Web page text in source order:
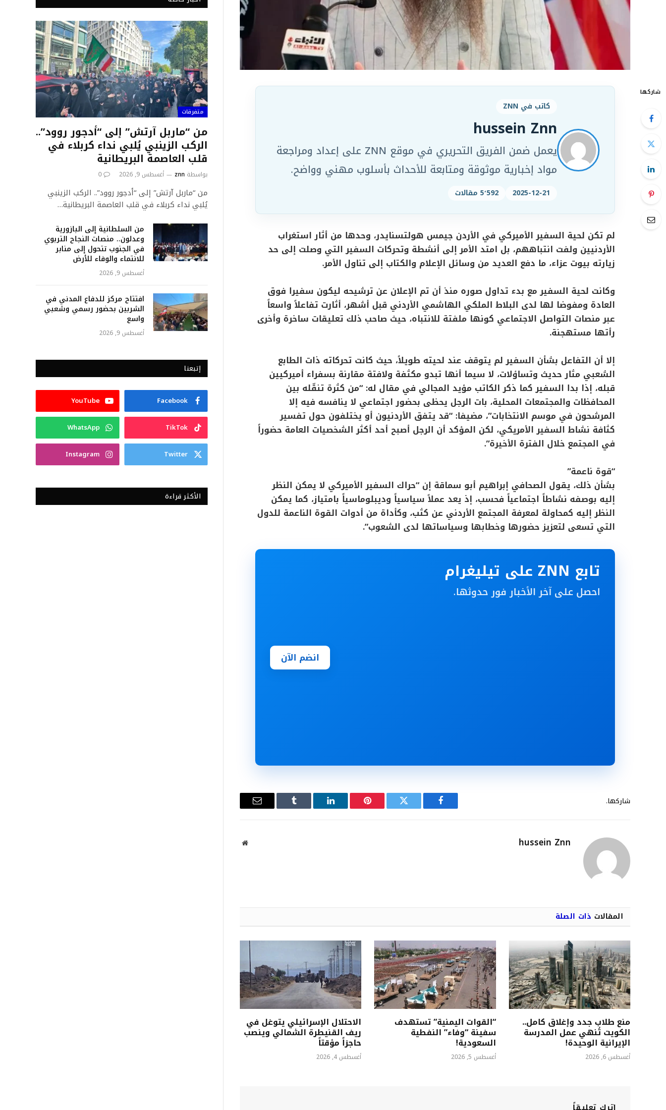
شاركها
كاتب في ZNN
hussein Znn
يعمل ضمن الفريق التحريري في موقع ZNN على إعداد ومراجعة
مواد إخبارية موثوقة ومتابعة للأحداث بأسلوب مهني وواضح.
2025-12-21 5٬592 مقالات
لم تكن لحية السفير الأميركي في الأردن جيمس هولتسنايدر، وحدها من أثار استغراب
الأردنيين ولفت انتباههم، بل امتد الأمر إلى أنشطة وتحركات السفير التي وصلت إلى حد
زيارته بيوت عزاء، ما دفع العديد من وسائل الإعلام والكتاب إلى تناول الأمر.
وكانت لحية السفير مع بدء تداول صوره منذ أن تم الإعلان عن ترشيحه ليكون سفيرا فوق
العادة ومفوضا لها لدى البلاط الملكي الهاشمي الأردني قبل أشهر، أثارت تفاعلاً واسعاً
عبر منصات التواصل الاجتماعي كونها ملفتة للانتباه، حيث صاحب ذلك تعليقات ساخرة وأخرى
رأتها مستهجنة.
إلا أن التفاعل بشأن السفير لم يتوقف عند لحيته طويلاً، حيث كانت تحركاته ذات الطابع
الشعبي مثار حديث وتساؤلات، لا سيما أنها تبدو مكثفة ولافتة مقارنة بسفراء أميركيين
قبله، إذا بدا السفير كما ذكر الكاتب مؤيد المجالي في مقال له: “من كثرة تنقّله بين
المحافظات والمجتمعات المحلية، بات الرجل يحظى بحضور اجتماعي لا ينافسه فيه إلا
المرشحون في موسم الانتخابات”، مضيفا: “قد يتفق الأردنيون أو يختلفون حول تفسير
كثافة نشاط السفير الأمريكي، لكن المؤكد أن الرجل أصبح أحد أكثر الشخصيات العامة حضوراً
في المجتمع خلال الفترة الأخيرة”.
“قوة ناعمة”
بشأن ذلك، يقول الصحافي إبراهيم أبو سماقة إن “حراك السفير الأميركي لا يمكن النظر
إليه بوصفه نشاطاً اجتماعياً فحسب، إذ يعد عملاً سياسياً وديبلوماسياً بامتياز، كما يمكن
النظر إليه كمحاولة لمعرفة المجتمع الأردني عن كثب، وكأداة من أدوات القوة الناعمة للدول
التي تسعى لتعزيز حضورها وخطابها وسياساتها لدى الشعوب”.
تابع ZNN على تيليغرام
احصل على آخر الأخبار فور حدوثها.
انضم الآن
شاركها.
فيسبوك تويتر بينتيريستلينكدإن Tumblr
البريد
hussein Znn
موقع
المقالات ذات الصلة
منع طلاب جدد وإغلاق كامل..
الكويت تُنهي عمل المدرسة
الإيرانية الوحيدة!
أغسطس 6, 2026
“القوات اليمنية” تستهدف
سفينة “وفاء” النفطية
السعودية!
أغسطس 5, 2026
الاحتلال الإسرائيلي يتوغل في
ريف القنيطرة الشمالي وينصب
حاجزاً مؤقتاً
أغسطس 4, 2026
متفرقات
من “ماربل آرتش” إلى “أدجور روود”..
الركب الزينبي يُلبي نداء كربلاء في
قلب العاصمة البريطانية
بواسطة znn أغسطس 9, 2026 0
من “ماربل آرتش” إلى “أدجور روود”.. الركب الزينبي
يُلبي نداء كربلاء في قلب العاصمة البريطانية…
من السلطانية إلى البازورية
وعدلون.. منصات النجاح التربوي
في الجنوب تتحول إلى منابر
للانتماء والوفاء للأرض
أغسطس 9, 2026
افتتاح مركز للدفاع المدني في
الشربين بحضور رسمي وشعبي
واسع
أغسطس 9, 2026
إتبعنا
Facebook
YouTube
TikTok
WhatsApp
Twitter
Instagram
الأكثر قراءة